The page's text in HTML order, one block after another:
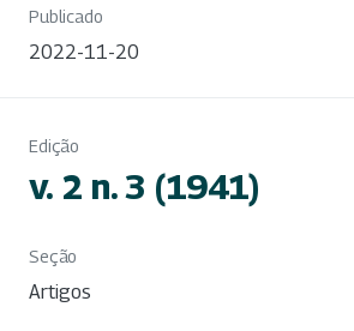
Publicado
2022-11-20
Edição
v. 2 n. 3 (1941)
Seção
Artigos